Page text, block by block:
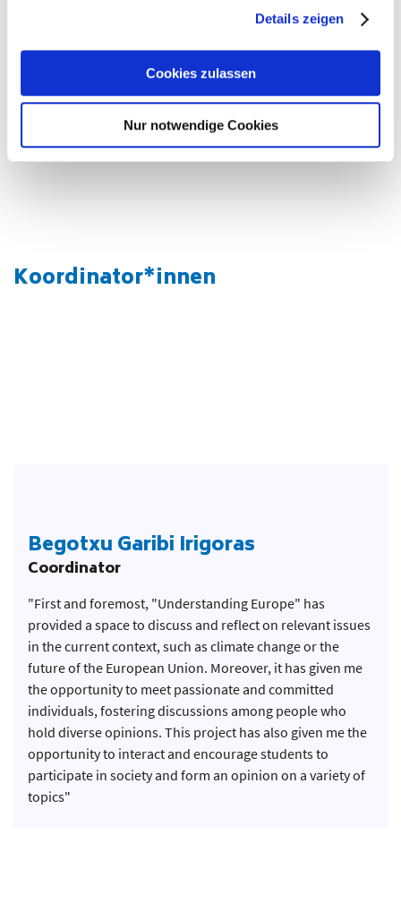
Details zeigen
Cookies zulassen
Nur notwendige Cookies
Alles in allem hilft Understanding Europe den
Führungsqualitäten zu arbeiten, die Initiative zu
ergreifen und die Zusammenarbeit zu fördern.
Koordinator*innen
Begotxu Garibi Irigoras
Coordinator
"First and foremost, "Understanding Europe" has
provided a space to discuss and reflect on relevant issues
in the current context, such as climate change or the
future of the European Union. Moreover, it has given me
the opportunity to meet passionate and committed
individuals, fostering discussions among people who
hold diverse opinions. This project has also given me the
opportunity to interact and encourage students to
participate in society and form an opinion on a variety of
topics"